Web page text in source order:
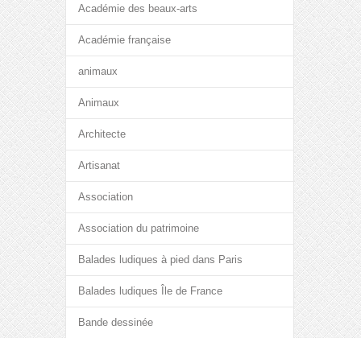
Académie des beaux-arts
Académie française
animaux
Animaux
Architecte
Artisanat
Association
Association du patrimoine
Balades ludiques à pied dans Paris
Balades ludiques Île de France
Bande dessinée